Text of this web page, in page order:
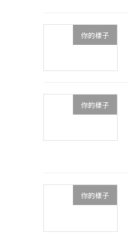
你的樣子
你的樣子
你的樣子